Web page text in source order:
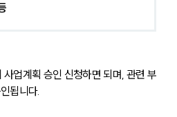
업계획 승인 신청하면 되며, 관련 부
됩니다.